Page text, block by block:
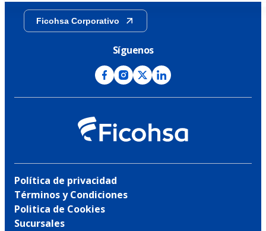
Ficohsa Corporativo
Síguenos
Política de privacidad
Términos y Condiciones
Politica de Cookies
Sucursales